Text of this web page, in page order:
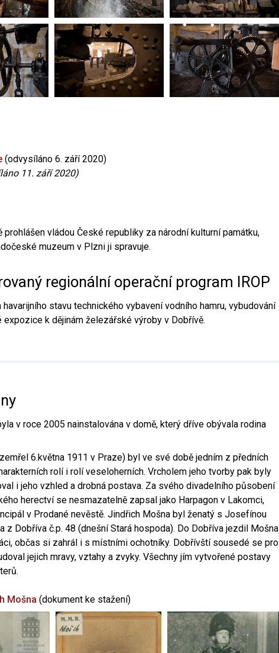
(odvysíláno 6. září 2020)
11. září 2020)
vládou České republiky za národní kulturní památku,
muzeum v Plzni ji spravuje.
regionální operační program IROP
stavu technického vybavení vodního hamru, vybudování
k dějinám železářské výroby v Dobřívě.
v roce 2005 nainstalována v domě, který dříve obývala rodina
6.května 1911 v Praze) byl ve své době jedním z předních
rolí i rolí veseloherních. Vrcholem jeho tvorby pak byly
i jeho vzhled a drobná postava. Za svého divadelního působení
herectví se nesmazatelně zapsal jako Harpagon v Lakomci,
v Prodané nevěstě. Jindřich Mošna byl ženatý s Josefínou
Dobříva č.p. 48 (dnešní Stará hospoda). Do Dobříva jezdil Mošna
občas si zahrál i s místními ochotníky. Dobřívští sousedé se pro
jejich mravy, vztahy a zvyky. Všechny jím vytvořené postavy
Mošna (dokument ke stažení)